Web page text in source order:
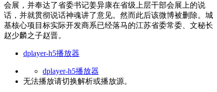
会展，并奉达了省委书记姜异康在省级上层干部会展上的说
话，并就贯彻说话神魂讲了意见。然而此后该微博被删除。城
基核心项目标实际开发商系已经落马的江苏省委常委、文秘长
赵少麟之子赵晋。
dplayer-h5播放器
dplayer-h5播放器
无法播放请切换解析或播放源。